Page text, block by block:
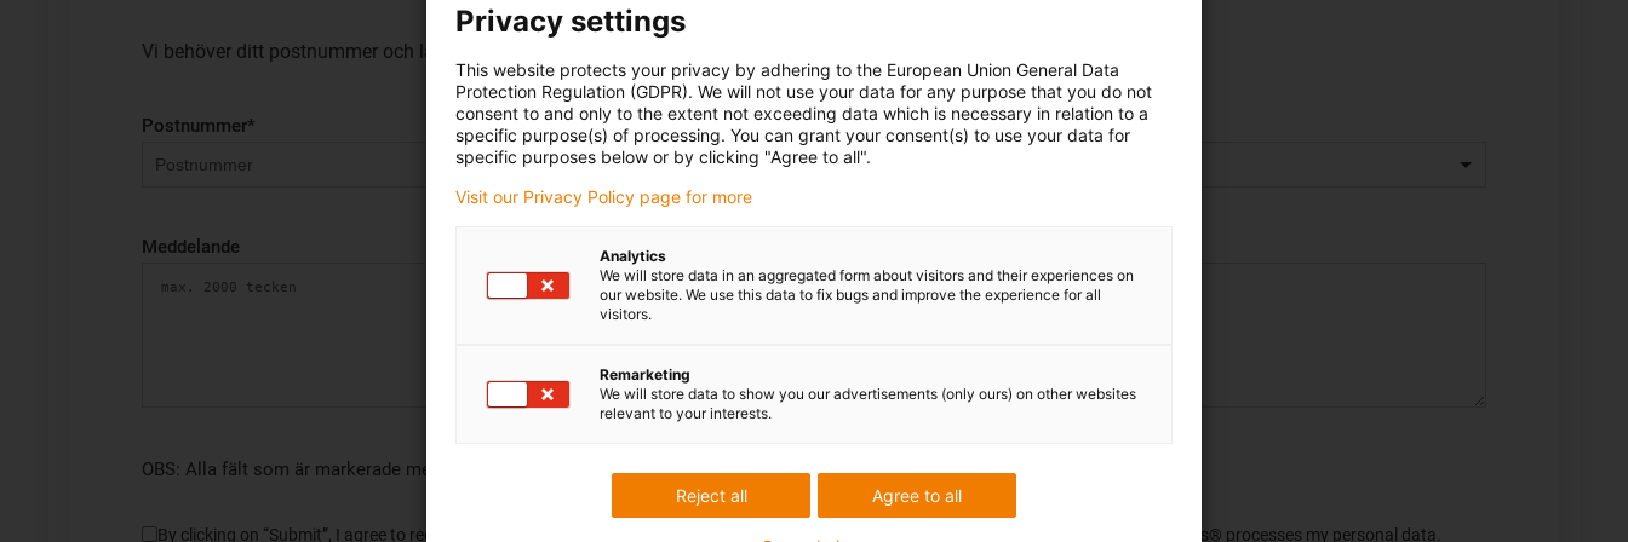
Vi behöver ditt postnummer och land för att kunna vidarebefordra dina förfrågningar till rätt kontaktperson.
Postnummer* Plats*
Meddelande
OBS: Alla fält som är markerade med asterisker (*) är obligatoriska.
By clicking on “Submit”, I agree to receive information on products, services and services requested by me until revoked. For this purpose, igus® processes my personal data.
Privacy settings
This website protects your privacy by adhering to the European Union General Data
Protection Regulation (GDPR). We will not use your data for any purpose that you do not
consent to and only to the extent not exceeding data which is necessary in relation to a
specific purpose(s) of processing. You can grant your consent(s) to use your data for
specific purposes below or by clicking "Agree to all".
Visit our Privacy Policy page for more
Analytics
We will store data in an aggregated form about visitors and their experiences on
our website. We use this data to fix bugs and improve the experience for all
visitors.
Remarketing
We will store data to show you our advertisements (only ours) on other websites
relevant to your interests.
Agree to all
Reject all